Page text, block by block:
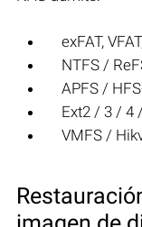
exFAT,
NTFS /
APFS /
Ext2 / 3 / 4
VMFS /